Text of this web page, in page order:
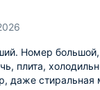
Номер большой,
плита,
даже стиральная